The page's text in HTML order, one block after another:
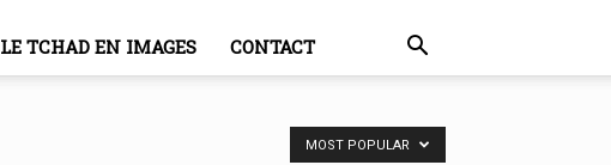
LE TCHAD EN IMAGES CONTACT
MOST POPULAR